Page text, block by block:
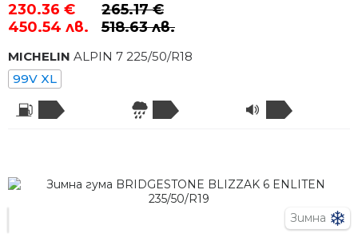
230.36 €
450.54 лв.
265.17 €
518.63 лв.
MICHELIN ALPIN 7 225/50/R18
99V XL
Зимна